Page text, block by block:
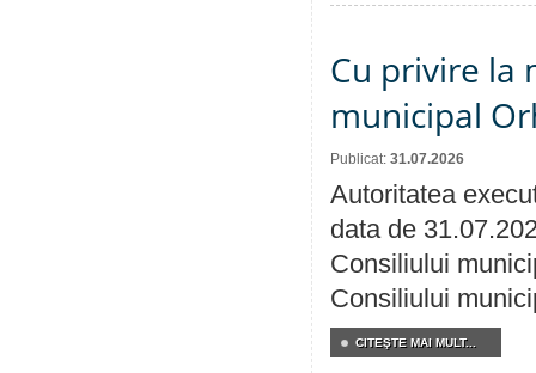
Cu privire la
municipal
Publicat: 31.07.2026
Autoritatea
data de
Consiliului
Consiliului
CITEŞTE MAI MULT...